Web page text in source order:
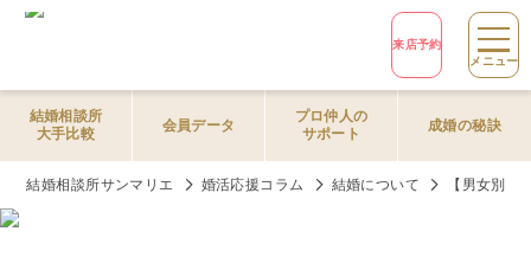
来店予約
メニュー
結婚相談所
大手比較
会員データ
プロ仲人の
サポート
成婚の秘訣
結婚相談所サンマリエ 婚活応援コラム 結婚について 【男女別